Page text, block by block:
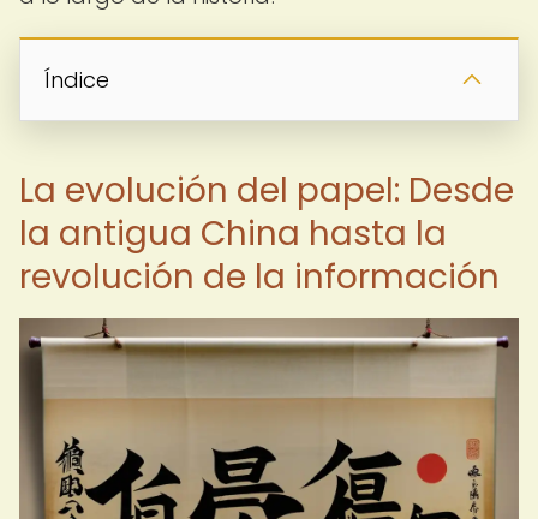
Índice
La evolución del papel: Desde
la antigua China hasta la
revolución de la información